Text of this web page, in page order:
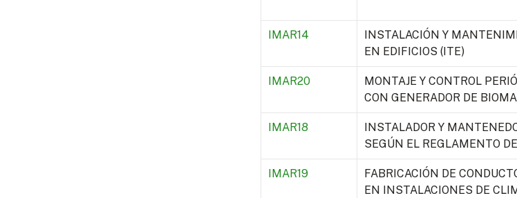
IMAR14
INSTALACIÓN Y
EN EDIFICIOS (ITE)
IMAR20
MONTAJE Y CONTROL
CON GENERADOR DE
IMAR18
INSTALADOR Y
SEGÚN EL REGLAMENTO
IMAR19
FABRICACIÓN DE
EN INSTALACIONES DE